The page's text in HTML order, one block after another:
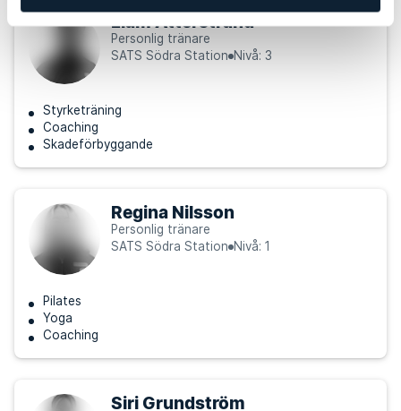
Liam Atterstrand
Personlig tränare
SATS Södra Station Nivå: 3
Styrketräning
Coaching
Skadeförbyggande
Regina Nilsson
Personlig tränare
SATS Södra Station Nivå: 1
Pilates
Yoga
Coaching
Siri Grundström